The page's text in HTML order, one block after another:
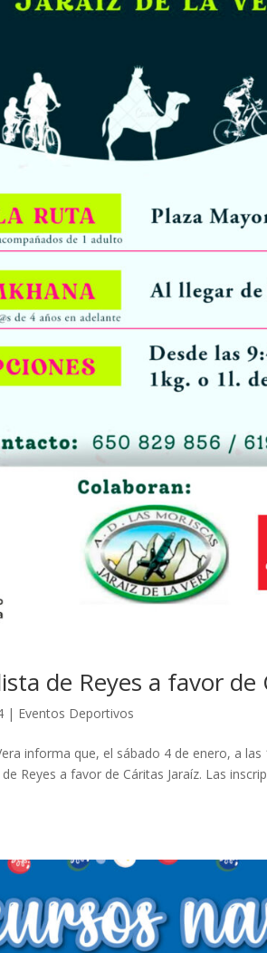
de Reyes a favor de
| Eventos Deportivos
informa que, el sábado 4 de enero, a
Reyes a favor de Cáritas Jaraíz. Las